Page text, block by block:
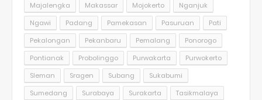
Majalengka
Makassar Mojokerto
Nganjuk
Ngawi
Padang Pamekasan Pasuruan
Pati
Pekalongan
Pekanbaru Pemalang
Ponorogo
Pontianak
Probolinggo Purwakarta
Purwokerto
Sleman
Sragen Subang
Sukabumi
Sumedang
Surabaya Surakarta
Tasikmalaya